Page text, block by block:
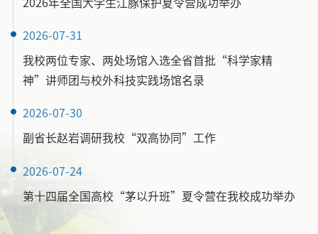
2026年全国大学生江豚保护夏令营成功举办
2026-07-31
我校两位专家、两处场馆入选全省首批“科学家精
神”讲师团与校外科技实践场馆名录
2026-07-30
副省长赵岩调研我校“双高协同”工作
2026-07-24
第十四届全国高校“茅以升班”夏令营在我校成功举办